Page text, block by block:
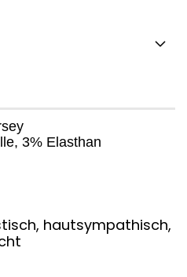
3% Elasthan
hautsympathisch,